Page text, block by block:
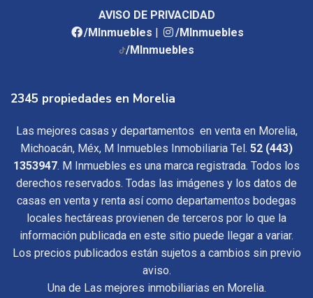
AVISO DE PRIVACIDAD
/MInmuebles |
/MInmuebles
/MInmuebles
2345 propiedades en Morelia
Las mejores casas y departamentos en venta en Morelia,
Michoacán, Méx, M Inmuebles Inmobiliaria Tel. 52 (443)
1353947. M Inmuebles es una marca registrada. Todos los
derechos reservados. Todas las imágenes y los datos de
casas en venta y renta así como departamentos bodegas
locales hectáreas provienen de terceros por lo que la
información publicada en este sitio puede llegar a variar.
Los precios publicados están sujetos a cambios sin previo
aviso.
Una de Las mejores inmobiliarias en Morelia.